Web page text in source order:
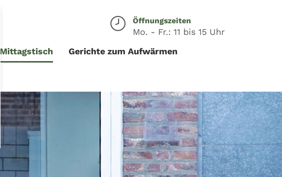
Öffnungszeiten
Mo. - Fr.: 11 bis 15 Uhr
Mittagstisch Gerichte zum Aufwärmen